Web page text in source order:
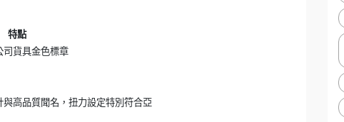
特點
司貨具金色標章
高品質聞名，扭力設定特別符合亞